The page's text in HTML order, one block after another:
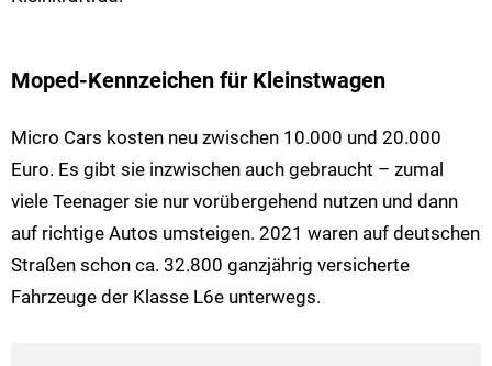
Moped-Kennzeichen für Kleinstwagen
Micro Cars kosten neu zwischen 10.000 und 20.000
Euro. Es gibt sie inzwischen auch gebraucht – zumal
viele Teenager sie nur vorübergehend nutzen und dann
auf richtige Autos umsteigen. 2021 waren auf deutschen
Straßen schon ca. 32.800 ganzjährig versicherte
Fahrzeuge der Klasse L6e unterwegs.